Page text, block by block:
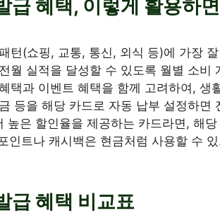
급 혜택, 이렇게 활용하
턴(쇼핑, 교통, 통신, 외식 등)에 가장
월 실적을 달성할 수 있도록 월별 소비
택과 이벤트 혜택을 함께 고려하여, 생
등을 해당 카드로 자동 납부 설정하
높은 할인율을 제공하는 카드라면, 해
인트나 캐시백은 현금처럼 사용할 수
급 혜택 비교표